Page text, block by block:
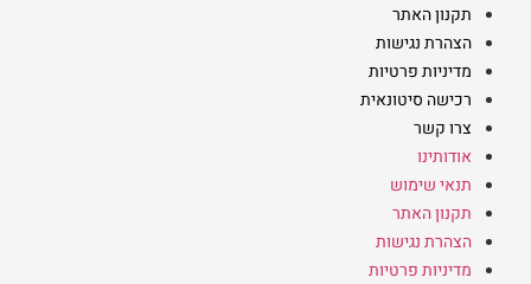
תקנון האתר
הצהרת נגישות
מדיניות פרטיות
רכישה סיטונאית
צרו קשר
אודותינו
תנאי שימוש
תקנון האתר
הצהרת נגישות
מדיניות פרטיות